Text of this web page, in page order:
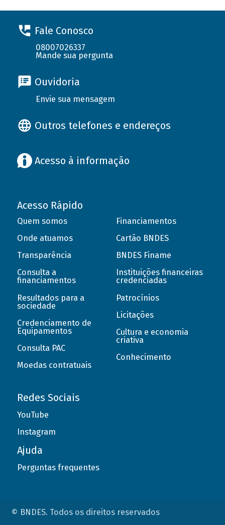
Fale Conosco
08007026337
Mande sua pergunta
Ouvidoria
Envie sua mensagem
Outros telefones e endereços
Acesso à informação
Acesso Rápido
Quem somos
Onde atuamos
Transparência
Consulta a
financiamentos
Resultados para a
sociedade
Credenciamento de
Equipamentos
Consulta PAC
Moedas contratuais
Financiamentos
Cartão BNDES
BNDES Finame
Instituições financeiras
credenciadas
Patrocínios
Licitações
Cultura e economia
criativa
Conhecimento
Redes Sociais
YouTube
Instagram
Ajuda
Perguntas frequentes
© BNDES. Todos os direitos reservados